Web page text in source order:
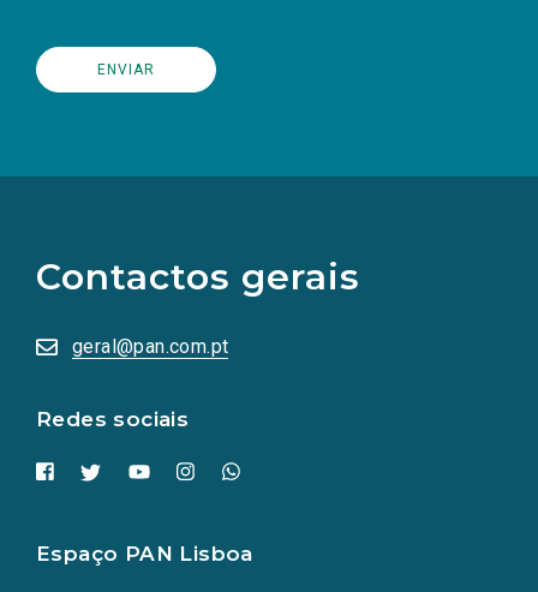
Contactos gerais
geral@pan.com.pt
Redes sociais
redes
sociais
numa
nova
Espaço PAN Lisboa